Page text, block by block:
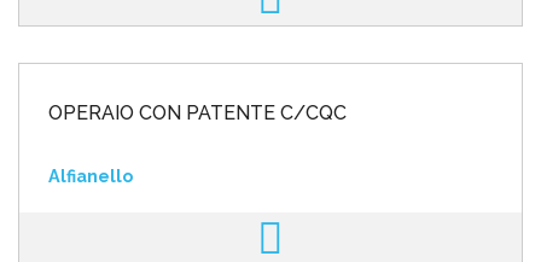
OPERAIO CON PATENTE C/CQC
Alfianello